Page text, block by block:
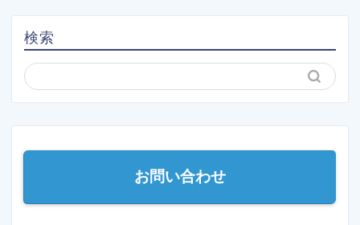
検索
お問い合わせ